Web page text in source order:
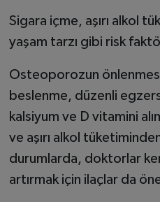
Sigara içme, aşırı alkol
yaşam tarzı gibi risk
Osteoporozun
beslenme, düzenli
kalsiyum ve D vitamini
ve aşırı alkol
durumlarda, doktorlar
artırmak için ilaçlar da